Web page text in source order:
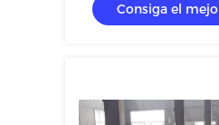
Hydraulic Decoiler
Consiga el